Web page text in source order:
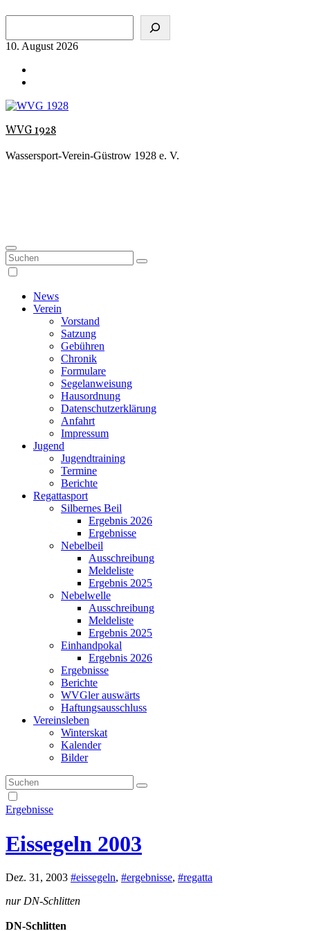
springen
10. August 2026
WVG 1928
Wassersport-Verein-Güstrow 1928 e. V.
News
Verein
Vorstand
Satzung
Gebühren
Chronik
Formulare
Segelanweisung
Hausordnung
Datenschutzerklärung
Anfahrt
Impressum
Jugend
Jugendtraining
Termine
Berichte
Regattasport
Silbernes Beil
Ergebnis 2026
Ergebnisse
Nebelbeil
Ausschreibung
Meldeliste
Ergebnis 2025
Nebelwelle
Ausschreibung
Meldeliste
Ergebnis 2025
Einhandpokal
Ergebnis 2026
Ergebnisse
Berichte
WVGler auswärts
Haftungsausschluss
Vereinsleben
Winterskat
Kalender
Bilder
Ergebnisse
Eissegeln 2003
Dez. 31, 2003 #eissegeln, #ergebnisse, #regatta
nur DN-Schlitten
DN-Schlitten